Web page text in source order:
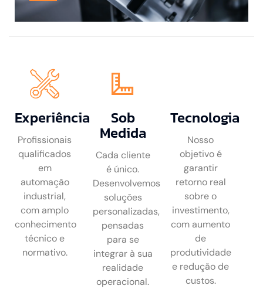
Experiência
Profissionais
qualificados
em
automação
industrial,
com amplo
conhecimento
técnico e
normativo.
Sob
Medida
Cada cliente
é único.
Desenvolvemos
soluções
personalizadas,
pensadas
para se
integrar à sua
realidade
operacional.
Tecnologia
Nosso
objetivo é
garantir
retorno real
sobre o
investimento,
com aumento
de
produtividade
e redução de
custos.